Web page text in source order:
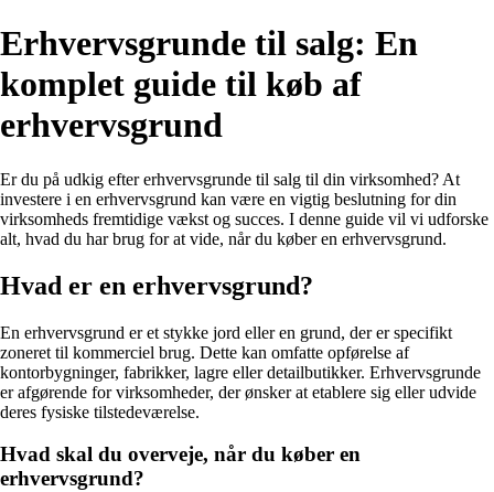
Erhvervsgrunde til salg: En
komplet guide til køb af
erhvervsgrund
Er du på udkig efter erhvervsgrunde til salg til din virksomhed? At
investere i en erhvervsgrund kan være en vigtig beslutning for din
virksomheds fremtidige vækst og succes. I denne guide vil vi udforske
alt, hvad du har brug for at vide, når du køber en erhvervsgrund.
Hvad er en erhvervsgrund?
En erhvervsgrund er et stykke jord eller en grund, der er specifikt
zoneret til kommerciel brug. Dette kan omfatte opførelse af
kontorbygninger, fabrikker, lagre eller detailbutikker. Erhvervsgrunde
er afgørende for virksomheder, der ønsker at etablere sig eller udvide
deres fysiske tilstedeværelse.
Hvad skal du overveje, når du køber en
erhvervsgrund?